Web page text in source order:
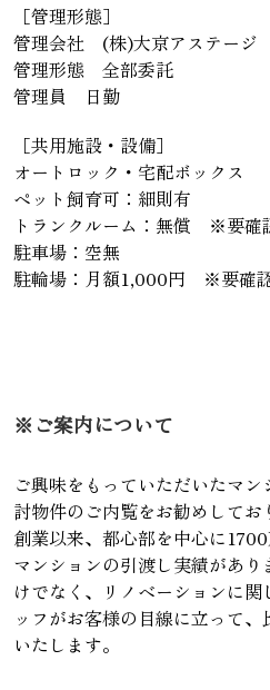
［管理形態］
管理会社 (株)大京アステージ
管理形態 全部委託
管理員 日勤
［共用施設・設備］
オートロック・宅配ボックス
ペット飼育可：細則有
トランクルーム：無償 ※要確
駐車場：空無
駐輪場：月額1,000円 ※要確
※ご案内について
ご興味をもっていただいたマ
討物件のご内覧をお勧めして
創業以来、都心部を中心に
マンションの引渡し実績があ
けでなく、リノベーションに
ッフがお客様の目線に立って
いたします。